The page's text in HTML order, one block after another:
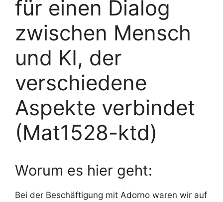
für einen Dialog
zwischen Mensch
und KI, der
verschiedene
Aspekte verbindet
(Mat1528-ktd)
Worum es hier geht:
Bei der Beschäftigung mit Adorno waren wir auf